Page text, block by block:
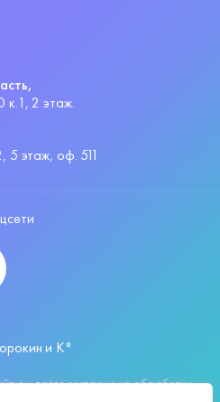
к.1, 2 этаж.
5 этаж, оф. 511
и K°
вы даёте согласие на обработку